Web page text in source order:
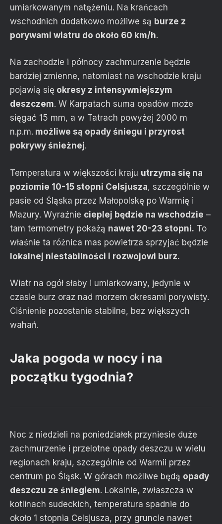
umiarkowanym natężeniu. Na krańcach
wschodnich dodatkowo możliwe są burze z
porywami wiatru do około 60 km/h.
Na zachodzie i północy zachmurzenie będzie
bardziej zmienne, natomiast na wschodzie kraju
pojawią się okresy z intensywniejszym
deszczem. W Karpatach suma opadów może
sięgać 15 mm, a w Tatrach powyżej 2000 m
n.p.m. możliwe są opady śniegu i przyrost
pokrywy śnieżnej.
Temperatura w większości kraju utrzyma się na
poziomie 10-15 stopni Celsjusza, szczególnie w
pasie od Śląska przez Małopolskę po Warmię i
Mazury. Wyraźnie cieplej będzie na wschodzie –
tam termometry pokażą nawet 20-23 stopni. To
właśnie ta różnica mas powietrza sprzyjać będzie
lokalnej niestabilności i rozwojowi burz.
Wiatr na ogół słaby i umiarkowany, jedynie w
czasie burz oraz nad morzem okresami porywisty.
Ciśnienie pozostanie stabilne, bez większych
wahań.
Jaka pogoda w nocy i na
początku tygodnia?
Noc z niedzieli na poniedziałek przyniesie duże
zachmurzenie i przelotne opady deszczu w wielu
regionach kraju, szczególnie od Warmii przez
centrum po Śląsk. W górach możliwe będą opady
deszczu ze śniegiem. Lokalnie, zwłaszcza w
kotlinach sudeckich, temperatura spadnie do
około 1 stopnia Celsjusza, przy gruncie nawet